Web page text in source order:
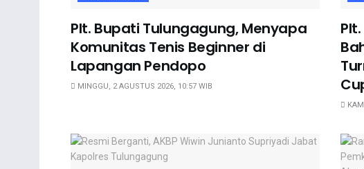
Plt. Bupati Tulungagung, Menyapa
Komunitas Tenis Beginner di
Lapangan Pendopo
MINGGU, 2 AGUSTUS 2026, 10:57 WIB